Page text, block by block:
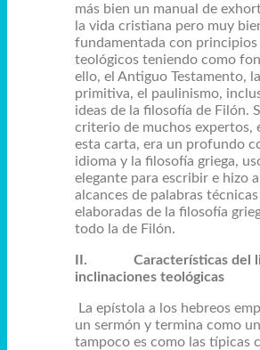
más bien un manual de
la vida cristiana pero muy
fundamentada con
teológicos teniendo como
ello, el Antiguo Testamento,
primitiva, el paulinismo,
ideas de la filosofía de Filón.
criterio de muchos expertos,
esta carta, era un profundo
idioma y la filosofía griega,
elegante para escribir e hizo
alcances de palabras
elaboradas de la filosofía
todo la de Filón.
II.
Características del
inclinaciones teológicas
La epístola a los hebreos
un sermón y termina como
tampoco es como las típicas